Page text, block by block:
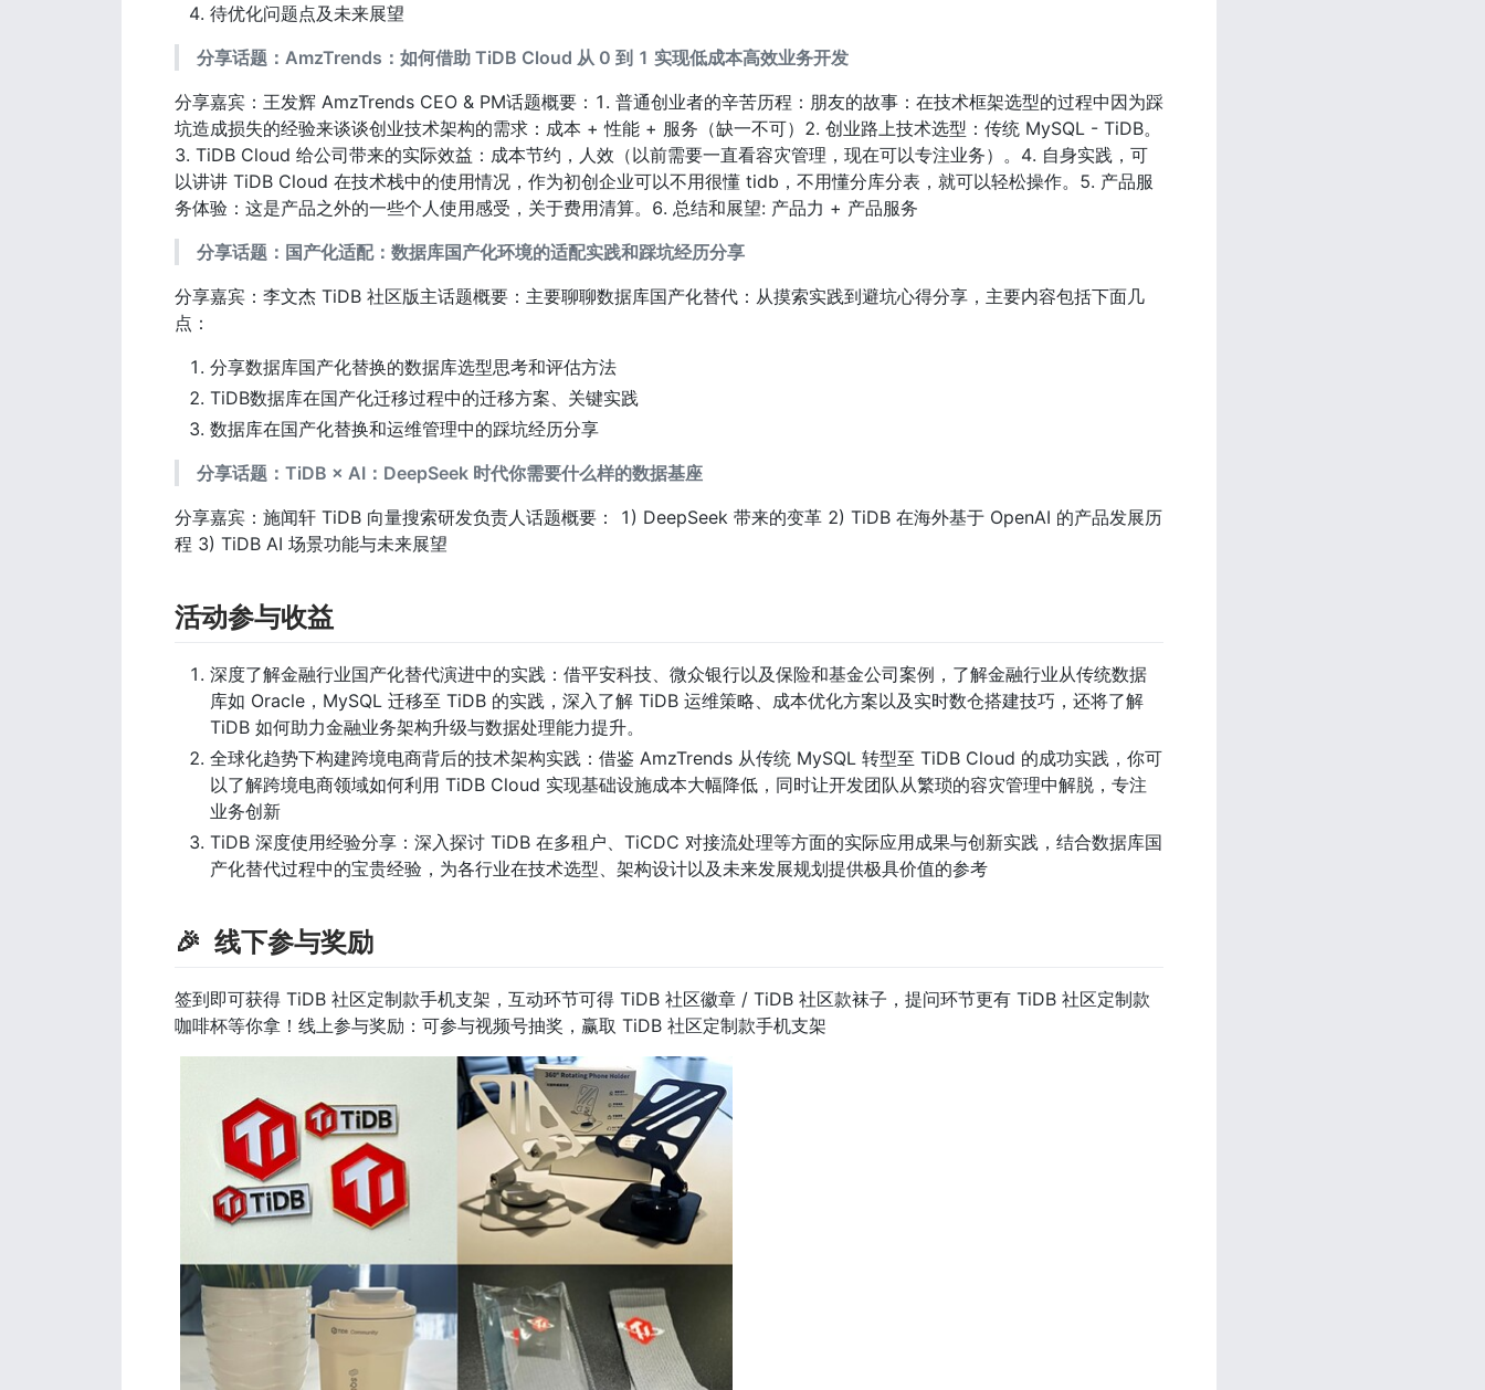
待优化问题点及未来展望
分享话题：AmzTrends：如何借助 TiDB Cloud 从 0 到 1 实现低成本高效业务开发
分享嘉宾：王发辉 AmzTrends CEO & PM话题概要：1. 普通创业者的辛苦历程：朋友的故事：在技术框架选型的过程中因为踩
坑造成损失的经验来谈谈创业技术架构的需求：成本 + 性能 + 服务（缺一不可）2. 创业路上技术选型：传统 MySQL - TiDB。
3. TiDB Cloud 给公司带来的实际效益：成本节约，人效（以前需要一直看容灾管理，现在可以专注业务）。4. 自身实践，可
以讲讲 TiDB Cloud 在技术栈中的使用情况，作为初创企业可以不用很懂 tidb，不用懂分库分表，就可以轻松操作。5. 产品服
务体验：这是产品之外的一些个人使用感受，关于费用清算。6. 总结和展望: 产品力 + 产品服务
分享话题：国产化适配：数据库国产化环境的适配实践和踩坑经历分享
分享嘉宾：李文杰 TiDB 社区版主话题概要：主要聊聊数据库国产化替代：从摸索实践到避坑心得分享，主要内容包括下面几
点：
分享数据库国产化替换的数据库选型思考和评估方法
TiDB数据库在国产化迁移过程中的迁移方案、关键实践
数据库在国产化替换和运维管理中的踩坑经历分享
分享话题：TiDB × AI：DeepSeek 时代你需要什么样的数据基座
分享嘉宾：施闻轩 TiDB 向量搜索研发负责人话题概要： 1) DeepSeek 带来的变革 2) TiDB 在海外基于 OpenAI 的产品发展历
程 3) TiDB AI 场景功能与未来展望
活动参与收益
深度了解金融行业国产化替代演进中的实践：借平安科技、微众银行以及保险和基金公司案例，了解金融行业从传统数据
库如 Oracle，MySQL 迁移至 TiDB 的实践，深入了解 TiDB 运维策略、成本优化方案以及实时数仓搭建技巧，还将了解
TiDB 如何助力金融业务架构升级与数据处理能力提升。
全球化趋势下构建跨境电商背后的技术架构实践：借鉴 AmzTrends 从传统 MySQL 转型至 TiDB Cloud 的成功实践，你可
以了解跨境电商领域如何利用 TiDB Cloud 实现基础设施成本大幅降低，同时让开发团队从繁琐的容灾管理中解脱，专注
业务创新
TiDB 深度使用经验分享：深入探讨 TiDB 在多租户、TiCDC 对接流处理等方面的实际应用成果与创新实践，结合数据库国
产化替代过程中的宝贵经验，为各行业在技术选型、架构设计以及未来发展规划提供极具价值的参考
🎉  线下参与奖励
签到即可获得 TiDB 社区定制款手机支架，互动环节可得 TiDB 社区徽章 / TiDB 社区款袜子，提问环节更有 TiDB 社区定制款
咖啡杯等你拿！线上参与奖励：可参与视频号抽奖，赢取 TiDB 社区定制款手机支架